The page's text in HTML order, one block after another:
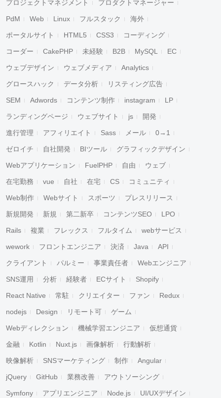
プロジェクトマネジメント プロダクトマネージャー
PdM Web Linux フルスタック 海外
ポータルサイト HTML5 CSS3 コーディング
コーダー CakePHP 未経験 B2B MySQL EC
ウェブデザイン ウェブメディア Analytics
グロースハック データ分析 リスティング広告
SEM Adwords コンテンツ制作 instagram LP
ランディングページ ウェブサイト js 開発
進行管理 アフィリエイト Sass メール 0→1
ゼロイチ 自社開発 BIツール グラフィックデザイン
Webアプリケーション FuelPHP 自由 ウェブ
在宅勤務 vue 自社 在宅 CS コミュニティ
Web制作 Webサイト スポーツ プレスリリース
新規開発 新規 第二新卒 コンテンツSEO LPO
Rails 複業 フレックス フルタイム webサービス
wework フロントエンジニア 決済 Java API
クライアント パルミー 事業責任者 Webエンジニア
SNS運用 分析 経験者 ECサイト Shopify
React Native 常駐 クリエイター ファン Redux
nodejs Design リモート可 ゲーム
Webディレクション 機械学習エンジニア 仮想通貨
金融 Kotlin Nuxt.js 画像解析 行動解析
映像解析 SNSマーケティング 制作 Angular
jQuery GitHub 業務改善 アウトソーシング
Symfony アプリエンジニア Node.js UI/UXデザイン